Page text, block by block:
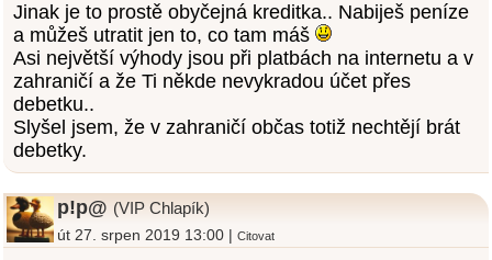
Jinak je to prostě obyčejná kreditka.. Nabiješ peníze
a můžeš utratit jen to, co tam máš
Asi největší výhody jsou při platbách na internetu a v
zahraničí a že Ti někde nevykradou účet přes
debetku..
Slyšel jsem, že v zahraničí občas totiž nechtějí brát
debetky.
p!p@ (VIP Chlapík)
út 27. srpen 2019 13:00 |Citovat